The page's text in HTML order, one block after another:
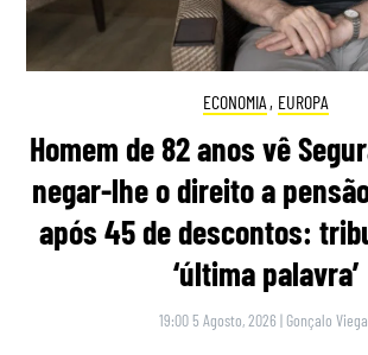
ECONOMIA , EUROPA
Homem de 82 anos vê
negar-lhe o direito a
após 45 de descontos:
‘última palavra’
19:00 5 Agosto, 2026 | Gonçalo